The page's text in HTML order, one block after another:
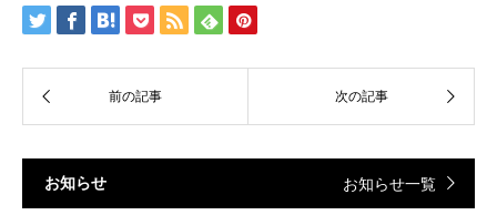
お知らせ お知らせ一覧